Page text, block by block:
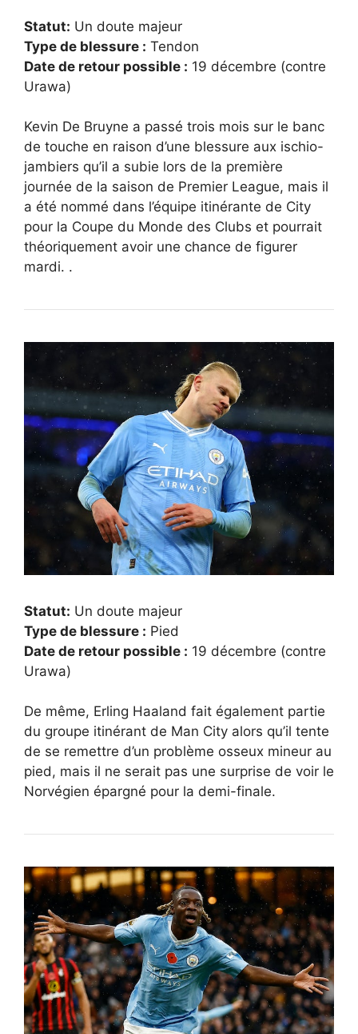
Statut: Un doute majeur
Type de blessure : Tendon
Date de retour possible : 19 décembre (contre
Urawa)
Kevin De Bruyne a passé trois mois sur le banc
de touche en raison d’une blessure aux ischio-
jambiers qu’il a subie lors de la première
journée de la saison de Premier League, mais il
a été nommé dans l’équipe itinérante de City
pour la Coupe du Monde des Clubs et pourrait
théoriquement avoir une chance de figurer
mardi. .
Statut: Un doute majeur
Type de blessure : Pied
Date de retour possible : 19 décembre (contre
Urawa)
De même, Erling Haaland fait également partie
du groupe itinérant de Man City alors qu’il tente
de se remettre d’un problème osseux mineur au
pied, mais il ne serait pas une surprise de voir le
Norvégien épargné pour la demi-finale.